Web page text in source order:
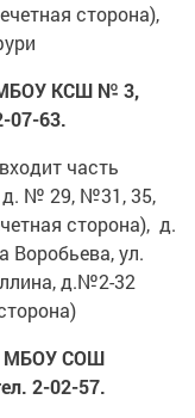
сторона),
МБОУ КСШ № 3,
07-63.
часть
д. № 29, №31, 35,
сторона), д.
Воробьева, ул.
д.№2-32
МБОУ СОШ
2-02-57.